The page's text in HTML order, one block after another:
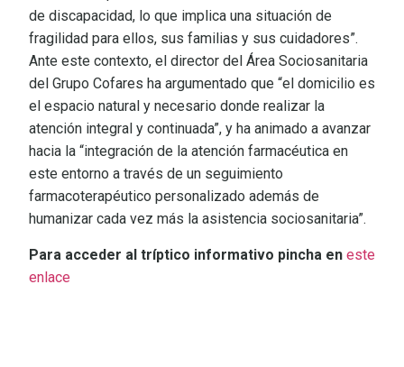
de discapacidad, lo que implica una situación de
fragilidad para ellos, sus familias y sus cuidadores”.
Ante este contexto, el director del Área Sociosanitaria
del Grupo Cofares ha argumentado que “el domicilio es
el espacio natural y necesario donde realizar la
atención integral y continuada”, y ha animado a avanzar
hacia la “integración de la atención farmacéutica en
este entorno a través de un seguimiento
farmacoterapéutico personalizado además de
humanizar cada vez más la asistencia sociosanitaria”.
Para acceder al tríptico informativo pincha en este
enlace